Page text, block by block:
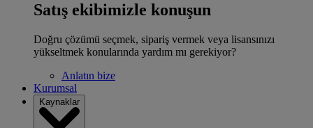
Satış ekibimizle konuşun
Doğru çözümü seçmek, sipariş vermek veya lisansınızı
yükseltmek konularında yardım mı gerekiyor?
Anlatın bize
Kurumsal
Kaynaklar